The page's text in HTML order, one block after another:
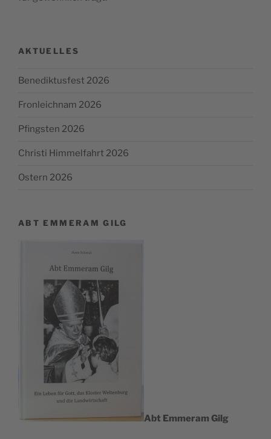
AKTUELLES
Benediktusfest 2026
Fronleichnam 2026
Pfingsten 2026
Christi Himmelfahrt 2026
Ostern 2026
ABT EMMERAM GILG
Abt Emmer­am Gilg